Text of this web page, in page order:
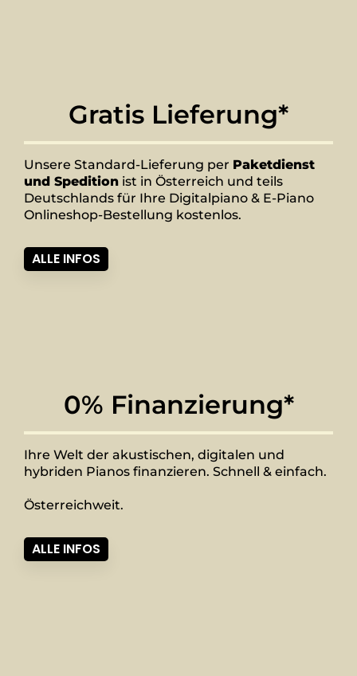
Gratis Lieferung*
Unsere Standard-Lieferung per Paketdienst
und Spedition ist in Österreich und teils
Deutschlands für Ihre Digitalpiano & E-Piano
Onlineshop-Bestellung kostenlos.
ALLE INFOS
0% Finanzierung*
Ihre Welt der akustischen, digitalen und
hybriden Pianos finanzieren. Schnell & einfach.
Österreichweit.
ALLE INFOS